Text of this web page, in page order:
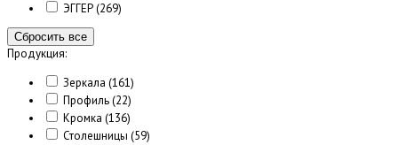
ЭГГЕР(269)
Сбросить все
Продукция:
Зеркала (161)
Профиль(22)
Кромка (136)
Столешницы (59)